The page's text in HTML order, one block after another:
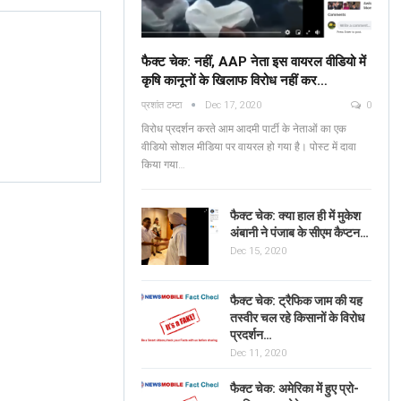
फैक्ट चेक: नहीं, AAP नेता इस वायरल वीडियो में
कृषि कानूनों के खिलाफ विरोध नहीं कर…
प्रशांत टम्टा Dec 17, 2020 0
विरोध प्रदर्शन करते आम आदमी पार्टी के नेताओं का एक
वीडियो सोशल मीडिया पर वायरल हो गया है। पोस्ट में दावा
किया गया…
फैक्ट चेक: क्या हाल ही में मुकेश
अंबानी ने पंजाब के सीएम कैप्टन…
Dec 15, 2020
फैक्ट चेक: ट्रैफिक जाम की यह
तस्वीर चल रहे किसानों के विरोध
प्रदर्शन…
Dec 11, 2020
फैक्ट चेक: अमेरिका में हुए प्रो-
Fact Check: No, AAP
Leaders Are NOT
Protesting Against Farm
Laws In The Viral…
Sonali Khatta Dec 14, 2020
ব্যঙ্গাত্মক ভিডিওটি